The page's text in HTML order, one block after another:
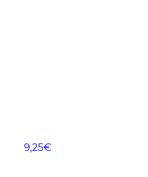
9,25€